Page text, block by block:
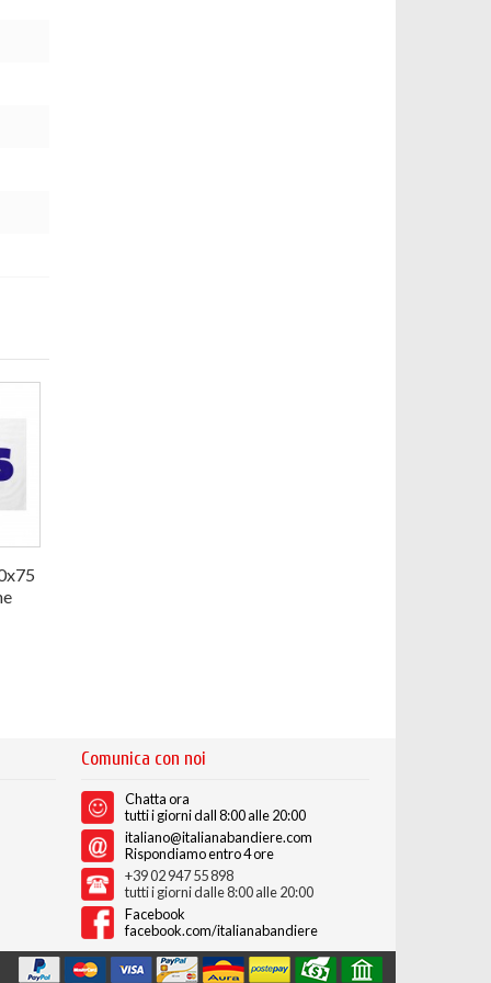
Comunica con noi
Chatta ora
tutti i giorni dall 8:00 alle 20:00
italiano@italianabandiere.com
Rispondiamo entro 4 ore
+39 02 947 55 898
tutti i giorni dalle 8:00 alle 20:00
Facebook
facebook.com/italianabandiere